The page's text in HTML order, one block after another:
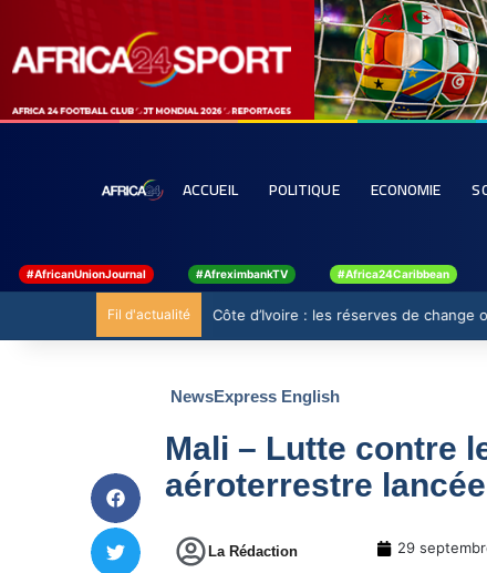
ACCUEIL POLITIQUE ECONOMIE
#AfricanUnionJournal #AfreximbankTV #Africa24Caribbean
Fil d'actualité Côte d’Ivoire : les réserves de
NewsExpress English
Mali – Lutte contre
aéroterrestre lancée
La Rédaction 29